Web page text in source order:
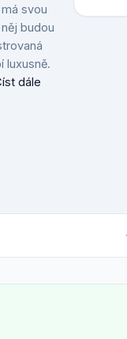
svou
budou
luxusně.
dále